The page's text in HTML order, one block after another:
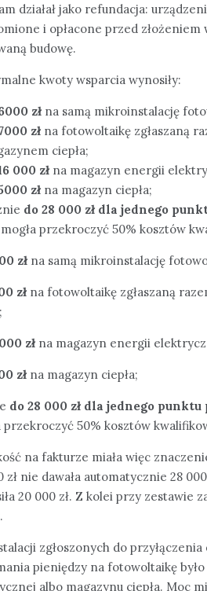
działał jako refundacja:
i opłacone przed złożeniem
budowę.
kwoty wsparcia wynosiły:
zł na samą mikroinstalację
zł na fotowoltaikę zgłaszaną
ciepła;
000 zł na magazyn energii
zł na magazyn ciepła;
do 28 000 zł dla jednego
przekroczyć 50% kosztów
zł na samą mikroinstalację
zł na fotowoltaikę zgłaszaną
zł na magazyn energii
zł na magazyn ciepła;
do 28 000 zł dla jednego
przekroczyć 50% kosztów
na fakturze miała więc
zł nie dawała automatycznie 28
20 000 zł. Z kolei przy zestawie
zgłoszonych do przyłączenia
pieniędzy na fotowoltaikę
albo magazynu ciepła. Moc